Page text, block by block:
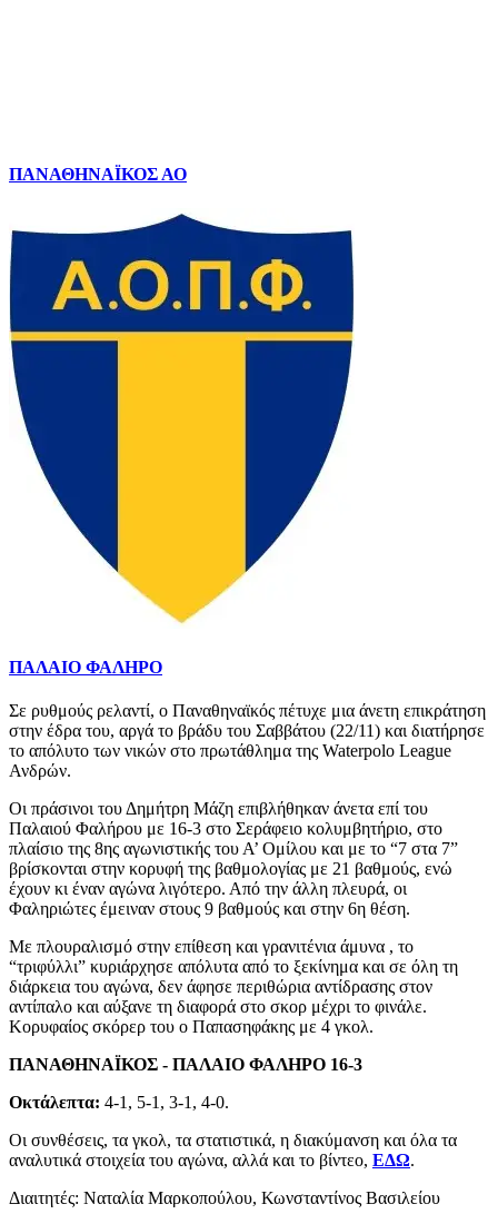
ΠΑΝΑΘΗΝΑΪΚΟΣ ΑΟ
ΠΑΛΑΙΟ ΦΑΛΗΡΟ
Σε ρυθμούς ρελαντί, ο Παναθηναϊκός πέτυχε μια άνετη επικράτηση
στην έδρα του, αργά το βράδυ του Σαββάτου (22/11) και διατήρησε
το απόλυτο των νικών στο πρωτάθλημα της Waterpolo League
Ανδρών.
Οι πράσινοι του Δημήτρη Μάζη επιβλήθηκαν άνετα επί του
Παλαιού Φαλήρου με 16-3 στο Σεράφειο κολυμβητήριο, στο
πλαίσιο της 8ης αγωνιστικής του Α’ Ομίλου και με το “7 στα 7”
βρίσκονται στην κορυφή της βαθμολογίας με 21 βαθμούς, ενώ
έχουν κι έναν αγώνα λιγότερο. Από την άλλη πλευρά, οι
Φαληριώτες έμειναν στους 9 βαθμούς και στην 6η θέση.
Με πλουραλισμό στην επίθεση και γρανιτένια άμυνα , το
“τριφύλλι” κυριάρχησε απόλυτα από το ξεκίνημα και σε όλη τη
διάρκεια του αγώνα, δεν άφησε περιθώρια αντίδρασης στον
αντίπαλο και αύξανε τη διαφορά στο σκορ μέχρι το φινάλε.
Κορυφαίος σκόρερ του ο Παπασηφάκης με 4 γκολ.
ΠΑΝΑΘΗΝΑΪΚΟΣ - ΠΑΛΑΙΟ ΦΑΛΗΡΟ 16-3
Οκτάλεπτα: 4-1, 5-1, 3-1, 4-0.
Οι συνθέσεις, τα γκολ, τα στατιστικά, η διακύμανση και όλα τα
αναλυτικά στοιχεία του αγώνα, αλλά και το βίντεο, ΕΔΩ.
Διαιτητές: Ναταλία Μαρκοπούλου, Κωνσταντίνος Βασιλείου